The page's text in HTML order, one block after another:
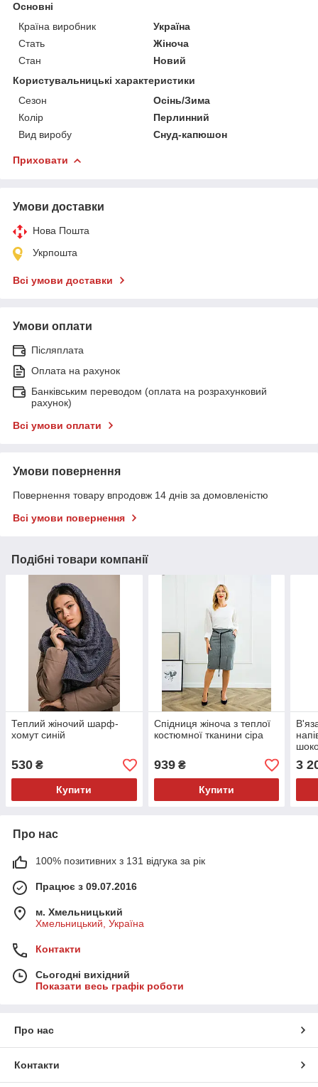
Основні
Країна виробник
Україна
Стать
Жіноча
Стан
Новий
Користувальницькі характеристики
Сезон
Осінь/Зима
Колір
Перлинний
Вид виробу
Снуд-капюшон
Приховати
Умови доставки
Нова Пошта
Укрпошта
Всі умови доставки
Умови оплати
Післяплата
Оплата на рахунок
Банківським переводом (оплата на розрахунковий
рахунок)
Всі умови оплати
Умови повернення
Повернення товару впродовж 14 днів за домовленістю
Всі умови повернення
Подібні товари компанії
Теплий жіночий шарф-
хомут синій
530 ₴
Купити
Спідниця жіноча з теплої
костюмної тканини сіра
939₴
Купити
3
Про нас
100% позитивних з 131 відгука за рік
Працює з 09.07.2016
м. Хмельницький
Хмельницький, Україна
Контакти
Сьогодні вихідний
Показати весь графік роботи
Про нас
Контакти